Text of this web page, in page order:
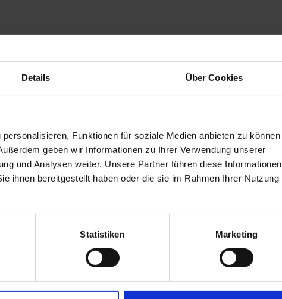
Details Über Cookies
Funktionen für soziale Medien anbieten zu können
geben wir Informationen zu Ihrer Verwendung unserer
und Analysen weiter. Unsere Partner führen diese Informationen
ihnen bereitgestellt haben oder die sie im Rahmen Ihrer Nutzung
Statistiken Marketing